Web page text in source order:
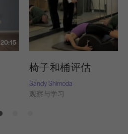
20:15
椅子和桶评估
Sandy Shimoda
观察与学习